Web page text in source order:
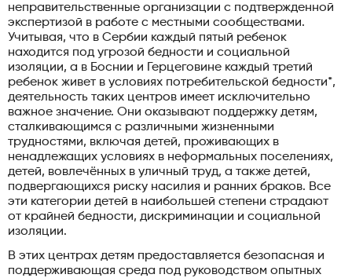
неправительственные организации с подтвержденной
экспертизой в работе с местными сообществами.
Учитывая, что в Сербии каждый пятый ребенок
находится под угрозой бедности и социальной
изоляции, а в Боснии и Герцеговине каждый третий
ребенок живет в условиях потребительской бедности*,
деятельность таких центров имеет исключительно
важное значение. Они оказывают поддержку детям,
сталкивающимся с различными жизненными
трудностями, включая детей, проживающих в
ненадлежащих условиях в неформальных поселениях,
детей, вовлечённых в уличный труд, а также детей,
подвергающихся риску насилия и ранних браков. Все
эти категории детей в наибольшей степени страдают
от крайней бедности, дискриминации и социальной
изоляции.
В этих центрах детям предоставляется безопасная и
поддерживающая среда под руководством опытных